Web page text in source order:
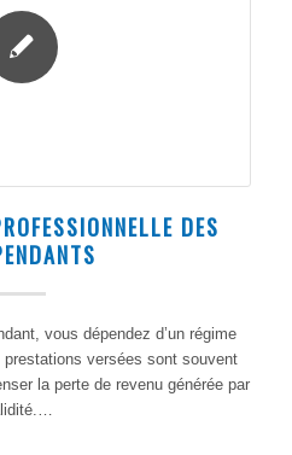
DES
vous dépendez d’un régime
versées sont souvent
la perte de revenu générée par